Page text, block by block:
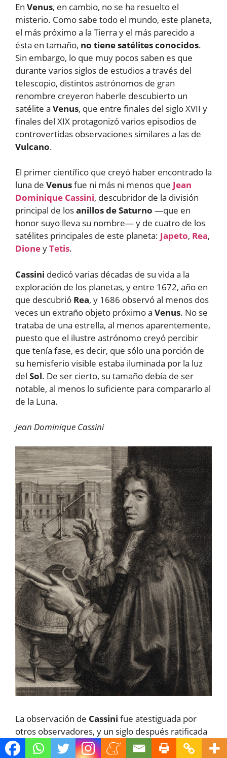
En Venus, en cambio, no se ha resuelto el
misterio. Como sabe todo el mundo, este planeta,
el más próximo a la Tierra y el más parecido a
ésta en tamaño, no tiene satélites conocidos.
Sin embargo, lo que muy pocos saben es que
durante varios siglos de estudios a través del
telescopio, distintos astrónomos de gran
renombre creyeron haberle descubierto un
satélite a Venus, que entre finales del siglo XVII y
finales del XIX protagonizó varios episodios de
controvertidas observaciones similares a las de
Vulcano.
El primer científico que creyó haber encontrado la
luna de Venusfue ni más ni menos que Jean
Dominique Cassini, descubridor de la división
principal de losanillos de Saturno —que en
honor suyo lleva su nombre— y de cuatro de los
satélites principales de este planeta: Japeto, Rea,
DioneyTetis.
Cassini dedicó varias décadas de su vida a la
exploración de los planetas, y entre 1672, año en
que descubrió Rea, y 1686 observó al menos dos
veces un extraño objeto próximo a Venus. No se
trataba de una estrella, al menos aparentemente,
puesto que el ilustre astrónomo creyó percibir
que tenía fase, es decir, que sólo una porción de
su hemisferio visible estaba iluminada por la luz
del Sol. De ser cierto, su tamaño debía de ser
notable, al menos lo suficiente para compararlo al
de la Luna.
Jean Dominique Cassini
La observación de Cassini fue atestiguada por
otros observadores, y un siglo después ratificada
por
Joseph Louis de Lagrange, un prestigioso